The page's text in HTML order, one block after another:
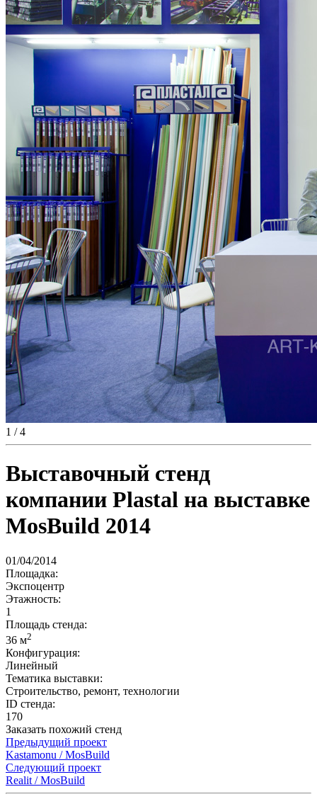
1 / 4
Выставочный стенд
компании Plastal на выставке
MosBuild 2014
01/04/2014
Площадка:
Экспоцентр
Этажность:
1
Площадь стенда:
36 м2
Конфигурация:
Линейный
Тематика выставки:
Строительство, ремонт, технологии
ID стенда:
170
Заказать похожий стенд
Предыдущий проект
Kastamonu / MosBuild
Следующий проект
Realit / MosBuild